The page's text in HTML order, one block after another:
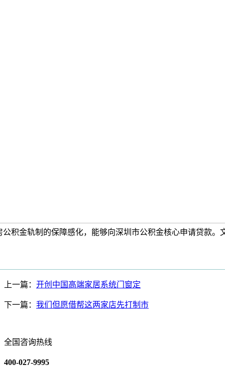
公积金轨制的保障感化，能够向深圳市公积金核心申请贷款。
上一篇： 开创中国高端家居系统门窗定
下一篇： 我们但愿借帮这两家店先打制市
全国咨询热线
400-027-9995